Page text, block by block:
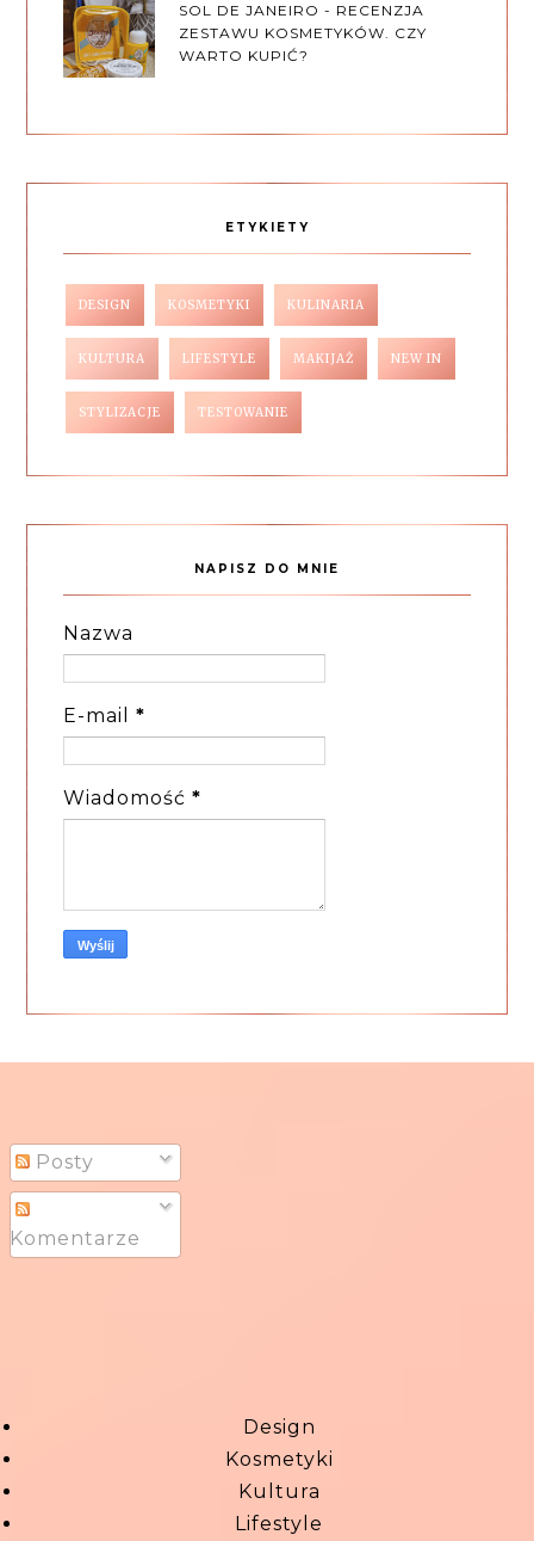
SOL DE JANEIRO - RECENZJA
ZESTAWU KOSMETYKÓW. CZY
WARTO KUPIĆ?
ETYKIETY
DESIGN KOSMETYKI KULINARIA
KULTURA LIFESTYLE MAKIJAŻ NEW IN
STYLIZACJE TESTOWANIE
NAPISZ DO MNIE
Nazwa
E-mail*
Wiadomość*
Posty
Komentarze
Design
Kosmetyki
Kultura
Lifestyle